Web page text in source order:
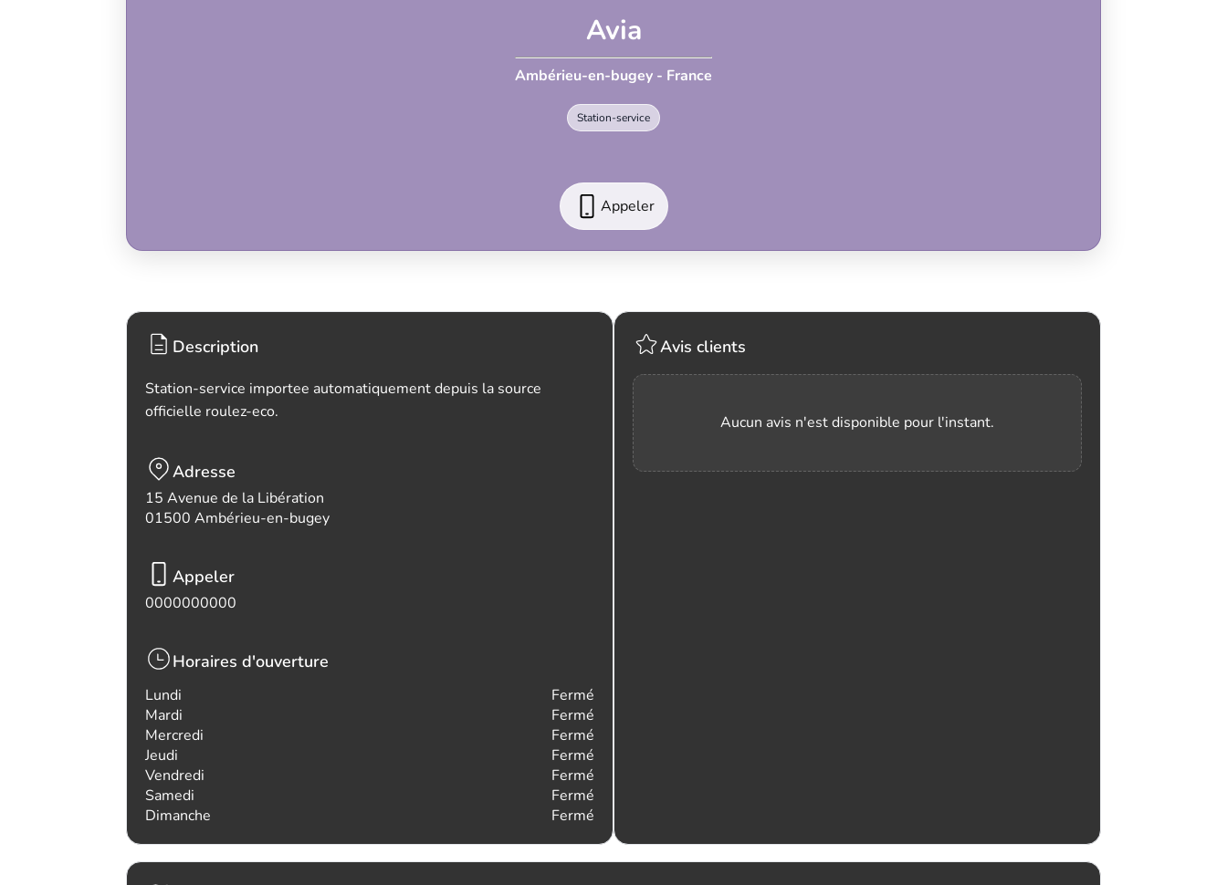
Avia
Ambérieu-en-bugey - France
Station-service
Appeler
Description
Station-service importee automatiquement depuis la source
officielle roulez-eco.
Adresse
15 Avenue de la Libération
01500 Ambérieu-en-bugey
Appeler
0000000000
Horaires d'ouverture
Lundi
Fermé
Mardi
Fermé
Mercredi
Fermé
Jeudi
Fermé
Vendredi
Fermé
Samedi
Fermé
Dimanche
Fermé
Avis clients
Aucun avis n'est disponible pour l'instant.